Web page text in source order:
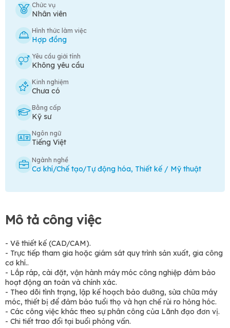
Chức vụ
Nhân viên
Hình thức làm việc
Hợp đồng
Yêu cầu giới tính
Không yêu cầu
Kinh nghiệm
Chưa có
Bằng cấp
Kỹ sư
Ngôn ngữ
Tiếng Việt
Ngành nghề
Cơ khí/Chế tạo/Tự động hóa, Thiết kế / Mỹ thuật
Mô tả công việc
- Vẽ thiết kế (CAD/CAM).
- Trực tiếp tham gia hoặc giám sát quy trình sản xuất, gia công
cơ khí..
- Lắp ráp, cài đặt, vận hành máy móc công nghiệp đảm bảo
hoạt động an toàn và chính xác.
- Theo dõi tình trạng, lập kế hoạch bảo dưỡng, sửa chữa máy
móc, thiết bị để đảm bảo tuổi thọ và hạn chế rủi ro hỏng hóc.
- Các công việc khác theo sự phân công của Lãnh đạo đơn vị.
- Chi tiết trao đổi tại buổi phỏng vấn.